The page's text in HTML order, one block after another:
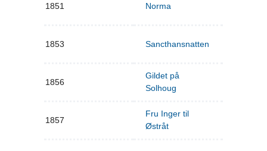
1851 Norma
1853 Sancthansnatten
1856
Gildet på
Solhoug
1857
Fru Inger til
Østråt